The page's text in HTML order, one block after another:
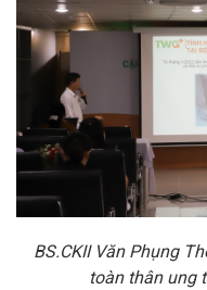
BS.CKII Văn Phụng
toàn thân ung